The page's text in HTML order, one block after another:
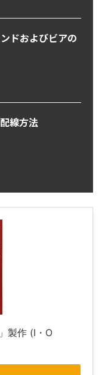
ドおよびビアの
線方法
製作 (I・O